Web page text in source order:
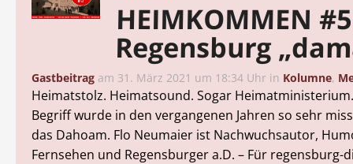
HEIMKOMMEN
Regensburg
Gastbeitrag am 31. März 2021 um 18:34 Uhr in Kolumne,
Heimatstolz. Heimatsound. Sogar
Begriff wurde in den vergangenen Jahren so sehr
das Dahoam. Flo Neumaier ist Nachwuchsautor,
Fernsehen und Regensburger a.D. – Für regensburg-